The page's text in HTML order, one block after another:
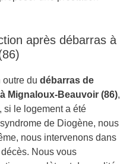
après débarras à
outre du débarras de
Mignaloux-Beauvoir (86),
si le logement a été
de Diogène, nous
nous intervenons dans
Nous vous